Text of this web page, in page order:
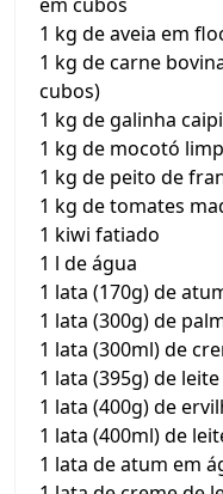
1 kg de aveia em
1 kg de carne
cubos)
1 kg de galinha
1 kg de mocotó
1 kg de peito de
1 kg de tomates
1 kiwi fatiado
1 l de água
1 lata (170g) de
1 lata (300g) de
1 lata (300ml) de
1 lata (395g) de
1 lata (400g) de
1 lata (400ml) de
1 lata de atum em